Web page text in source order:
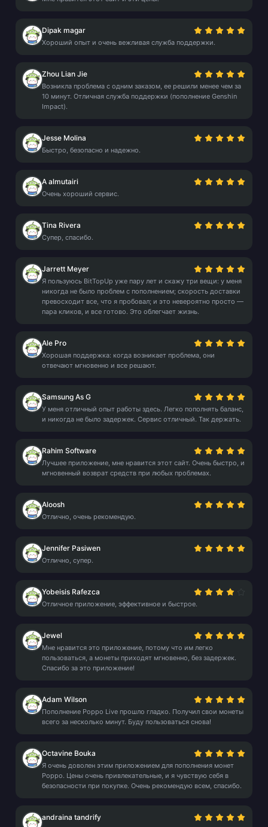
Dipak magar
Хороший опыт и очень вежливая служба поддержки.
Zhou Lian Jie
Возникла проблема с одним заказом, ее решили менее чем за
10 минут. Отличная служба поддержки (пополнение Genshin
Impact).
Jesse Molina
Быстро, безопасно и надежно.
A almutairi
Очень хороший сервис.
Tina Rivera
Супер, спасибо.
Jarrett Meyer
Я пользуюсь BitTopUp уже пару лет и скажу три вещи: у меня
никогда не было проблем с пополнением; скорость доставки
превосходит все, что я пробовал; и это невероятно просто —
пара кликов, и все готово. Это облегчает жизнь.
Ale Pro
Хорошая поддержка: когда возникает проблема, они
отвечают мгновенно и все решают.
Samsung As G
У меня отличный опыт работы здесь. Легко пополнять баланс,
и никогда не было задержек. Сервис отличный. Так держать.
Rahim Software
Лучшее приложение, мне нравится этот сайт. Очень быстро, и
мгновенный возврат средств при любых проблемах.
Aloosh
Отлично, очень рекомендую.
Jennifer Pasiwen
Отлично, супер.
Yobeisis Rafezca
Отличное приложение, эффективное и быстрое.
Jewel
Мне нравится это приложение, потому что им легко
пользоваться, а монеты приходят мгновенно, без задержек.
Спасибо за это приложение!
Adam Wilson
Пополнение Poppo Live прошло гладко. Получил свои монеты
всего за несколько минут. Буду пользоваться снова!
Octavine Bouka
Я очень доволен этим приложением для пополнения монет
Poppo. Цены очень привлекательные, и я чувствую себя в
безопасности при покупке. Очень рекомендую всем, спасибо.
andraina tandrify